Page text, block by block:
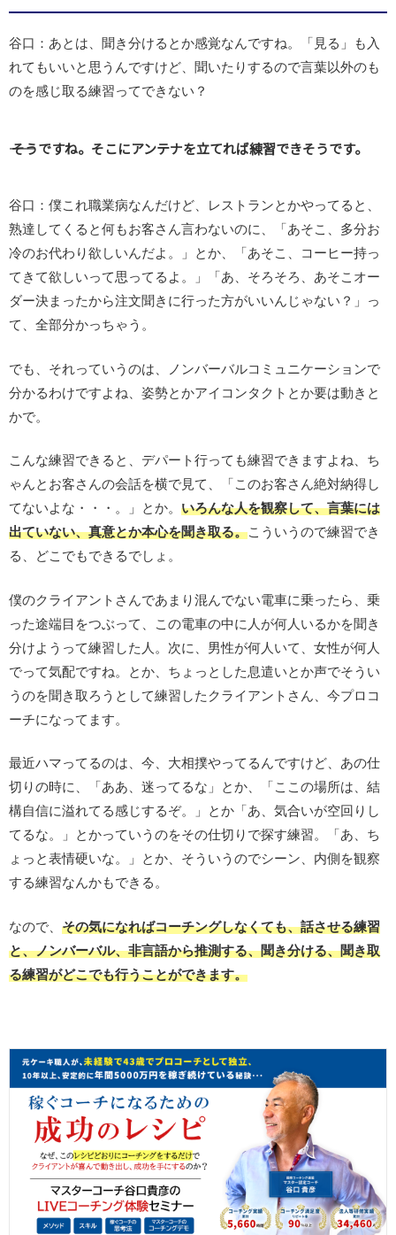
谷口：あとは、聞き分けるとか感覚なんですね。「見る」も入
れてもいいと思うんですけど、聞いたりするので言葉以外のも
のを感じ取る練習ってできない？
―― そうですね。そこにアンテナを立てれば練習できそうです。
谷口：僕これ職業病なんだけど、レストランとかやってると、
熟達してくると何もお客さん言わないのに、「あそこ、多分お
冷のお代わり欲しいんだよ。」とか、「あそこ、コーヒー持っ
てきて欲しいって思ってるよ。」「あ、そろそろ、あそこオー
ダー決まったから注文聞きに行った方がいいんじゃない？」っ
て、全部分かっちゃう。
でも、それっていうのは、ノンバーバルコミュニケーションで
分かるわけですよね、姿勢とかアイコンタクトとか要は動きと
かで。
こんな練習できると、デパート行っても練習できますよね、ち
ゃんとお客さんの会話を横で見て、「このお客さん絶対納得し
てないよな・・・。」とか。 いろんな人を観察して、言葉には
出ていない、真意とか本心を聞き取る。こういうので練習でき
る、どこでもできるでしょ。
僕のクライアントさんであまり混んでない電車に乗ったら、乗
った途端目をつぶって、この電車の中に人が何人いるかを聞き
分けようって練習した人。次に、男性が何人いて、女性が何人
でって気配ですね。とか、ちょっとした息遣いとか声でそうい
うのを聞き取ろうとして練習したクライアントさん、今プロコ
ーチになってます。
最近ハマってるのは、今、大相撲やってるんですけど、あの仕
切りの時に、「ああ、迷ってるな」とか、「ここの場所は、結
構自信に溢れてる感じするぞ。」とか「あ、気合いが空回りし
てるな。」とかっていうのをその仕切りで探す練習。「あ、ち
ょっと表情硬いな。」とか、そういうのでシーン、内側を観察
する練習なんかもできる。
なので、 その気になればコーチングしなくても、話させる練習
と、ノンバーバル、非言語から推測する、聞き分ける、聞き取
る練習がどこでも行うことができます。